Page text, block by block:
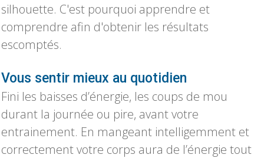
silhouette. C'est pourquoi apprendre et
comprendre afin d'obtenir les résultats
escomptés.
Vous sentir mieux au quotidien
Fini les baisses d’énergie, les coups de mou
durant la journée ou pire, avant votre
entrainement. En mangeant intelligemment et
correctement votre corps aura de l’énergie tout